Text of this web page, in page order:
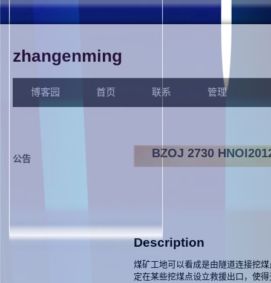
zhangenming
博客园 首页 联系 管理
BZOJ 2730
Description
煤矿工地可以看成是由隧道连接挖
定在某些挖煤点设立救援出口，使
公告